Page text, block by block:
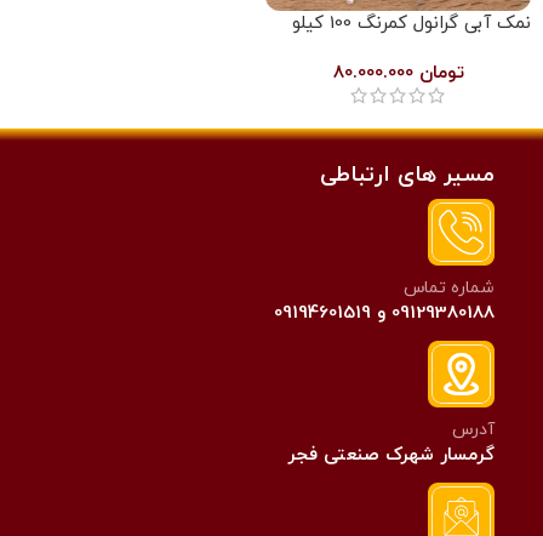
نمک آبی گرانول کمرنگ 100 کیلو
تومان 80.000.000
مسیر های ارتباطی
شماره تماس
09129380188 و 09194601519
آدرس
گرمسار شهرک صنعتی فجر